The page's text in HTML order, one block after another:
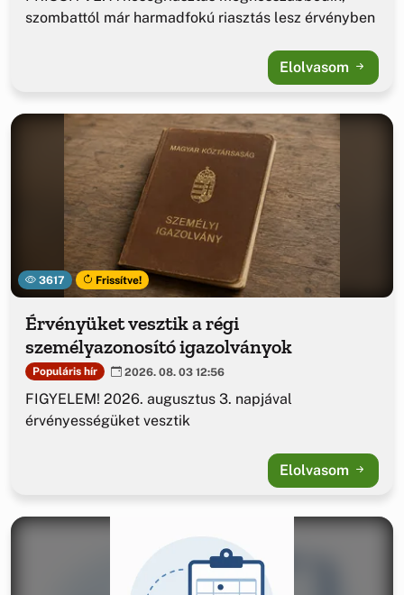
szombattól már harmadfokú riasztás lesz érvényben
Elolvasom
3617 Frissítve!
Érvényüket vesztik a régi
személyazonosító igazolványok
Populáris hír 2026. 08. 03 12:56
FIGYELEM! 2026. augusztus 3. napjával
érvényességüket vesztik
Elolvasom